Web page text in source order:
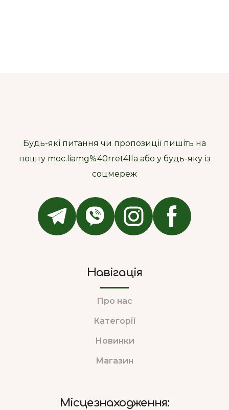
Будь-які питання чи пропозиції пишіть на
пошту moc.liamg%40rret4lla або у будь-яку із
соцмереж
Навігація
Про нас
Категорії
Новинки
Магазин
Місцезнаходження: